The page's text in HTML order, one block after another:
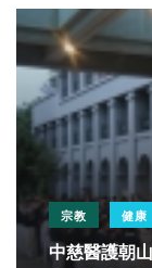
宗教 健康
中慈醫護朝
社會 綜合